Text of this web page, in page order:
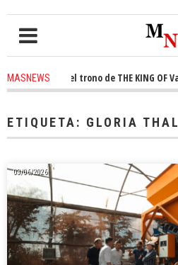
MASNEWSel trono de THE KING OF
ETIQUETA: GLORIA
03/06/2026